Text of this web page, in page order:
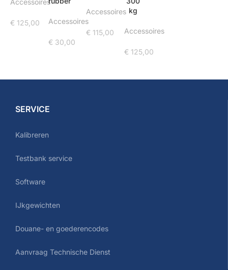
Accessoires
€ 125,00 Accessoires
€ 30,00
Accessoires
€ 115,00
kg
Accessoires
€ 125,00
SERVICE
Kalibreren
Testbank service
Software
IJkgewichten
Douane- en goederencodes
Aanvraag Technische Dienst